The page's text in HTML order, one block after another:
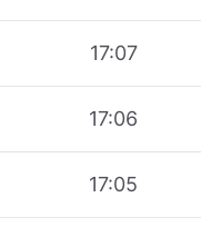
17:07
17:06
17:05